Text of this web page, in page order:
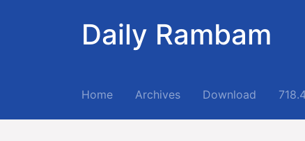
Daily Rambam
Home(current)Archives Download